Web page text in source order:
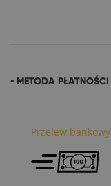
• METODA PŁATNOŚCI
Przelew bankowy